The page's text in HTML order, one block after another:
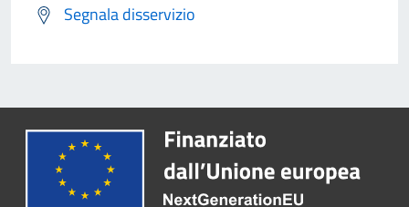
Segnala disservizio